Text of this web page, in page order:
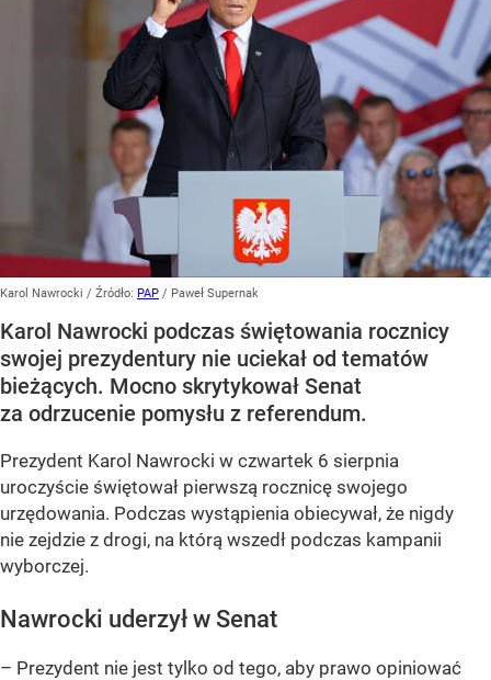
Karol Nawrocki / Źródło: PAP / Paweł Supernak
Karol Nawrocki podczas świętowania rocznicy
swojej prezydentury nie uciekał od tematów
bieżących. Mocno skrytykował Senat
za odrzucenie pomysłu z referendum.
Prezydent Karol Nawrocki w czwartek 6 sierpnia
uroczyście świętował pierwszą rocznicę swojego
urzędowania. Podczas wystąpienia obiecywał, że nigdy
nie zejdzie z drogi, na którą wszedł podczas kampanii
wyborczej.
Nawrocki uderzył w Senat
– Prezydent nie jest tylko od tego, aby prawo opiniować